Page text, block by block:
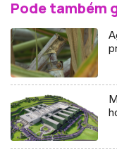
Pode também